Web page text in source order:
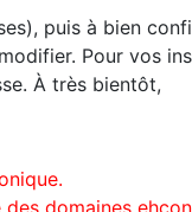
puis à bien
Pour vos
À très bientôt,
domaines